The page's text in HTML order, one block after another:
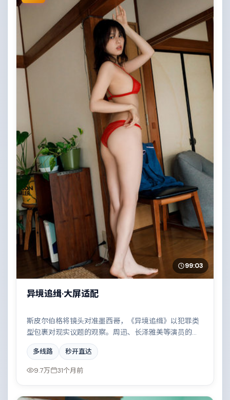
99:03
异境追缉·大屏适配
斯皮尔伯格将镜头对准墨西哥，《异境追缉》以犯罪类
型包裹对现实议题的观察。周迅、长泽雅美等演员的表
演层次丰富，两条时间线交错推进，真相直至最后一刻
揭晓。全片在类型元素与人文关怀之间取得平衡。
多线路 秒开直达
9.7万 31个月前